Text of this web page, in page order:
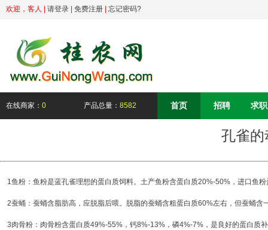
欢迎， 客人 请登录 免费注册 忘记密码?
在线商家： 0 产品总量： 8582 首页 招聘 求职
孔雀
1鱼粉：鱼粉是蓝孔雀理想的蛋白质饲料。土产鱼粉含蛋白质20%-50%，进口鱼
2蚕蛹：蚕蛹含脂肪高，应脱脂后喂。脱脂的蚕蛹含粗蛋白质60%左右，但蚕蛹
3肉骨粉：肉骨粉含蛋白质49%-55%，钙8%-13%，磷4%-7%，是良好的蛋白质